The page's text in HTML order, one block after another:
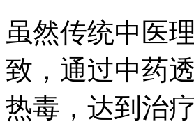
虽然传统中医
致，通过中药
热毒，达到治